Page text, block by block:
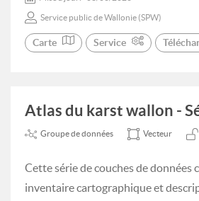
Service public de Wallonie (SPW)
Carte Service
Atlas du karst wallon -
Groupe de données Vecteur
Cette série de couches de données
inventaire cartographique et